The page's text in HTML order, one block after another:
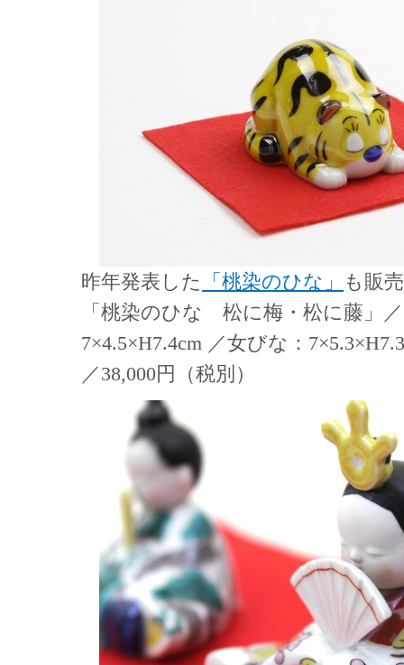
昨年発表した 「桃染のひな」
も販
「桃染のひな 松に梅・松に藤」
7×4.5×H7.4cm ／女びな：
／38,000円（税別）